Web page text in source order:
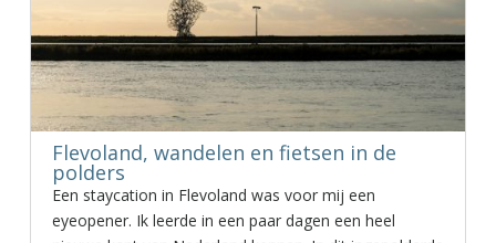
Flevoland, wandelen en fietsen in de
polders
Een staycation in Flevoland was voor mij een
eyeopener. Ik leerde in een paar dagen een heel